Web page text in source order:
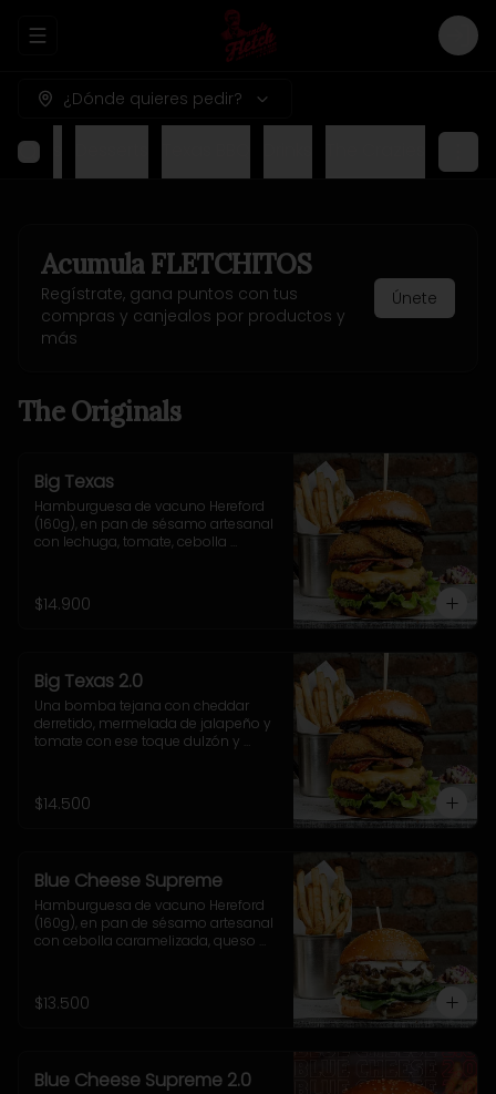
Abrir menu de navegación
¿Dónde quieres pedir?
Kids
AcumulaFLETCHITOS
Regístrate, gana puntos con tus
compras y canjealos por productos y
más
Únete
The Originals
Big Texas
Hamburguesa de vacuno Hereford
(160g), en pan de sésamo artesanal
con lechuga, tomate, cebolla
elección.
$14.900
Big Texas 2.0
Una bomba tejana con cheddar
derretido, mermelada de jalapeño y
tomate con ese toque dulzón y
crocante y nuestra poderosa
sriracha BBQ.
$14.500
Blue Cheese Supreme
Hamburguesa de vacuno Hereford
(160g), en pan de sésamo artesanal
con cebolla caramelizada, queso
acompañamiento a elección.
$13.500
Blue Cheese Supreme 2.0